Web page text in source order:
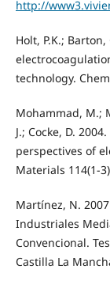
http://
Holt, P.K.;
technology.
Mohammad, M.;
J.; Cocke, D.
perspectives of
Materials 114(1-
Martínez, N.
Industriales
Convencional.
Castilla La